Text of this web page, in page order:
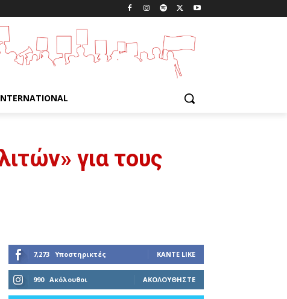
για τους
7,273 Υποστηρικτές ΚΆΝΤΕ LIKE
990 Ακόλουθοι ΑΚΟΛΟΥΘΉΣΤΕ